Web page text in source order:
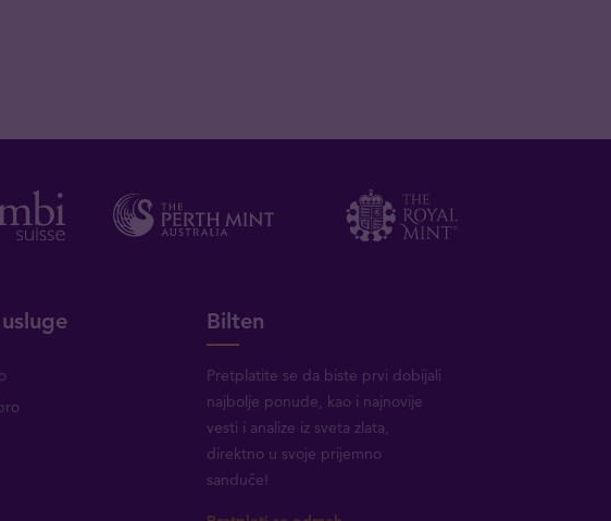
Bilten
Pretplatite se da biste prvi dobijali
najbolje ponude, kao i najnovije
vesti i analize iz sveta zlata,
direktno u svoje prijemno
sanduče!